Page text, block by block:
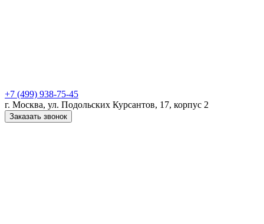
+7 (499) 938-75-45
г. Москва, ул. Подольских Курсантов, 17, корпус 2
Заказать звонок